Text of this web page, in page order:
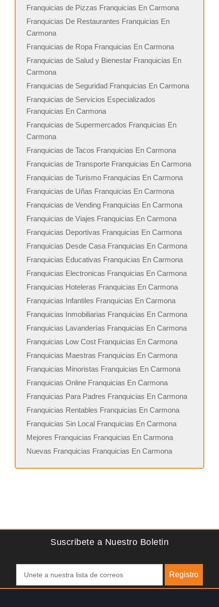
Franquicias de Pizzas Franquicias En Carmona
Franquicias De Restaurantes Franquicias En
Carmona
Franquicias de Ropa Franquicias En Carmona
Franquicias de Salud y Bienestar Franquicias En
Carmona
Franquicias de Seguridad Franquicias En Carmona
Franquicias de Servicios Especializados
Franquicias En Carmona
Franquicias de Supermercados Franquicias En
Carmona
Franquicias de Tacos Franquicias En Carmona
Franquicias de Transporte Franquicias En Carmona
Franquicias de Turismo Franquicias En Carmona
Franquicias de Uñas Franquicias En Carmona
Franquicias de Vending Franquicias En Carmona
Franquicias de Viajes Franquicias En Carmona
Franquicias Deportivas Franquicias En Carmona
Franquicias Desde Casa Franquicias En Carmona
Franquicias Educativas Franquicias En Carmona
Franquicias Electronicas Franquicias En Carmona
Franquicias Hoteleras Franquicias En Carmona
Franquicias Infantiles Franquicias En Carmona
Franquicias Inmobiliarias Franquicias En Carmona
Franquicias Lavanderías Franquicias En Carmona
Franquicias Low Cost Franquicias En Carmona
Franquicias Maestras Franquicias En Carmona
Franquicias Minoristas Franquicias En Carmona
Franquicias Online Franquicias En Carmona
Franquicias Para Padres Franquicias En Carmona
Franquicias Rentables Franquicias En Carmona
Franquicias Sin Local Franquicias En Carmona
Mejores Franquicias Franquicias En Carmona
Nuevas Franquicias Franquicias En Carmona
Suscribete a Nuestro Boletin
Registro